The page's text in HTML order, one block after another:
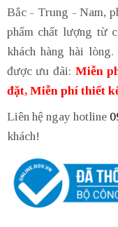
Bắc - Trung - Nam,
phẩm chất lượng từ
khách hàng hài
được ưu đãi: Miễn
đặt, Miễn phí thiết
Liên hệ ngay hotline
khách!